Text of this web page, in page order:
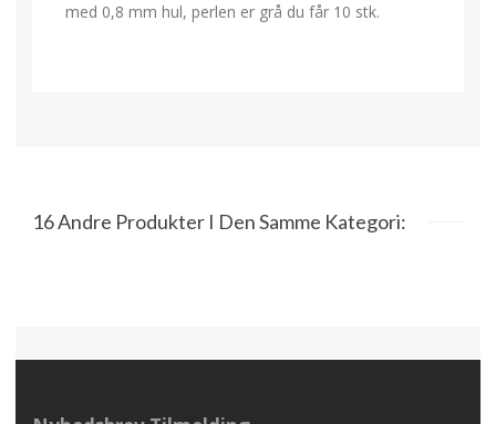
med 0,8 mm hul, perlen er grå du får 10 stk.
16 Andre Produkter I Den Samme Kategori: